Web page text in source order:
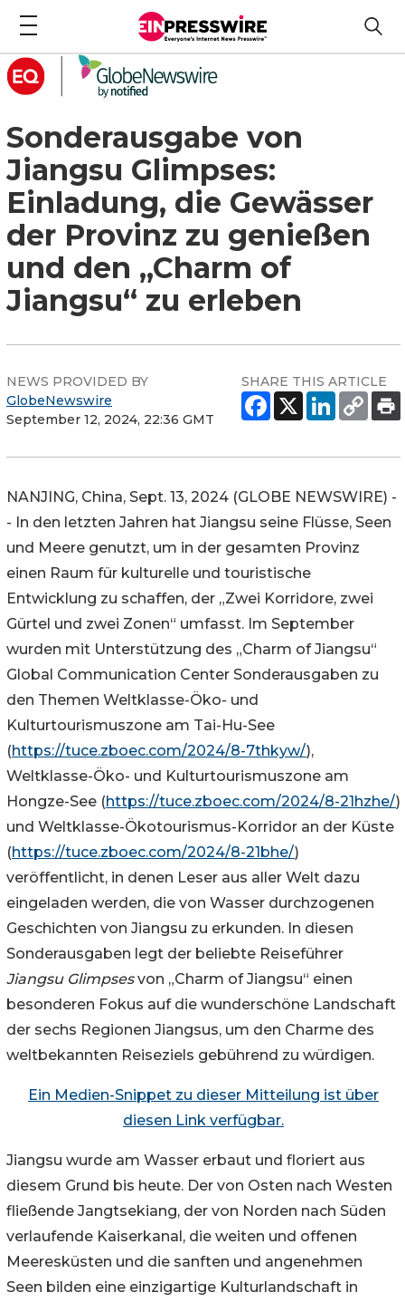
Sonderausgabe von
Jiangsu Glimpses:
Einladung, die Gewässer
der Provinz zu genießen
und den „Charm of
Jiangsu“ zu erleben
NEWS PROVIDED BY
GlobeNewswire
September 12, 2024, 22:36 GMT
SHARE THIS ARTICLE
NANJING, China, Sept. 13, 2024 (GLOBE NEWSWIRE) -
- In den letzten Jahren hat Jiangsu seine Flüsse, Seen
und Meere genutzt, um in der gesamten Provinz
einen Raum für kulturelle und touristische
Entwicklung zu schaffen, der „Zwei Korridore, zwei
Gürtel und zwei Zonen“ umfasst. Im September
wurden mit Unterstützung des „Charm of Jiangsu“
Global Communication Center Sonderausgaben zu
den Themen Weltklasse-Öko- und
Kulturtourismuszone am Tai-Hu-See
(https://tuce.zboec.com/2024/8-7thkyw/),
Weltklasse-Öko- und Kulturtourismuszone am
Hongze-See (https://tuce.zboec.com/2024/8-21hzhe/)
und Weltklasse-Ökotourismus-Korridor an der Küste
(https://tuce.zboec.com/2024/8-21bhe/)
veröffentlicht, in denen Leser aus aller Welt dazu
eingeladen werden, die von Wasser durchzogenen
Geschichten von Jiangsu zu erkunden. In diesen
Sonderausgaben legt der beliebte Reiseführer
Jiangsu Glimpsesvon „Charm of Jiangsu“ einen
besonderen Fokus auf die wunderschöne Landschaft
der sechs Regionen Jiangsus, um den Charme des
weltbekannten Reiseziels gebührend zu würdigen.
Ein Medien-Snippet zu dieser Mitteilung ist über
diesen Link verfügbar.
Jiangsu wurde am Wasser erbaut und floriert aus
diesem Grund bis heute. Der von Osten nach Westen
fließende Jangtsekiang, der von Norden nach Süden
verlaufende Kaiserkanal, die weiten und offenen
Meeresküsten und die sanften und angenehmen
Seen bilden eine einzigartige Kulturlandschaft in